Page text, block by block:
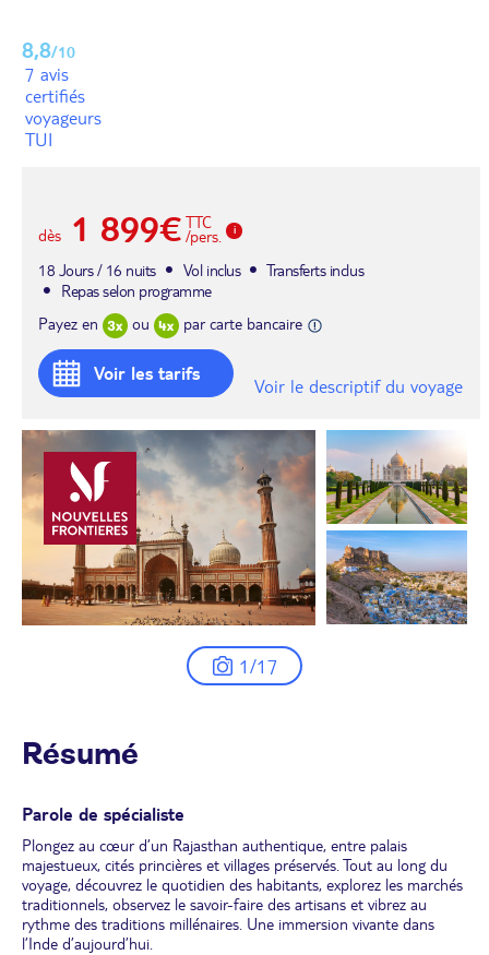
8,8/10
7 avis
certifiés
voyageurs
TUI
dès 1 899€ TTC
/pers.
18 Jours / 16 nuits
Vol inclus
Transferts inclus
Repas selon programme
Payez en
ou par carte bancaire
Voir les tarifs
Voir le descriptif du voyage
1/17
Résumé
Parole de spécialiste
Plongez au cœur d’un Rajasthan authentique, entre palais
majestueux, cités princières et villages préservés. Tout au long du
voyage, découvrez le quotidien des habitants, explorez les marchés
traditionnels, observez le savoir-faire des artisans et vibrez au
rythme des traditions millénaires. Une immersion vivante dans
l’Inde d’aujourd’hui.